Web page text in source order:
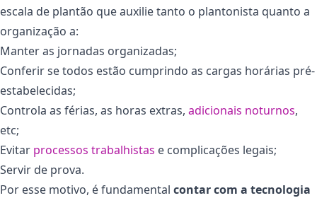
escala de plantão que auxilie tanto o plantonista quanto a
organização a:
Manter as jornadas organizadas;
Conferir se todos estão cumprindo as cargas horárias pré-
estabelecidas;
Controla as férias, as horas extras, adicionais noturnos,
etc;
Evitar processos trabalhistas e complicações legais;
Servir de prova.
Por esse motivo, é fundamental contar com a tecnologia